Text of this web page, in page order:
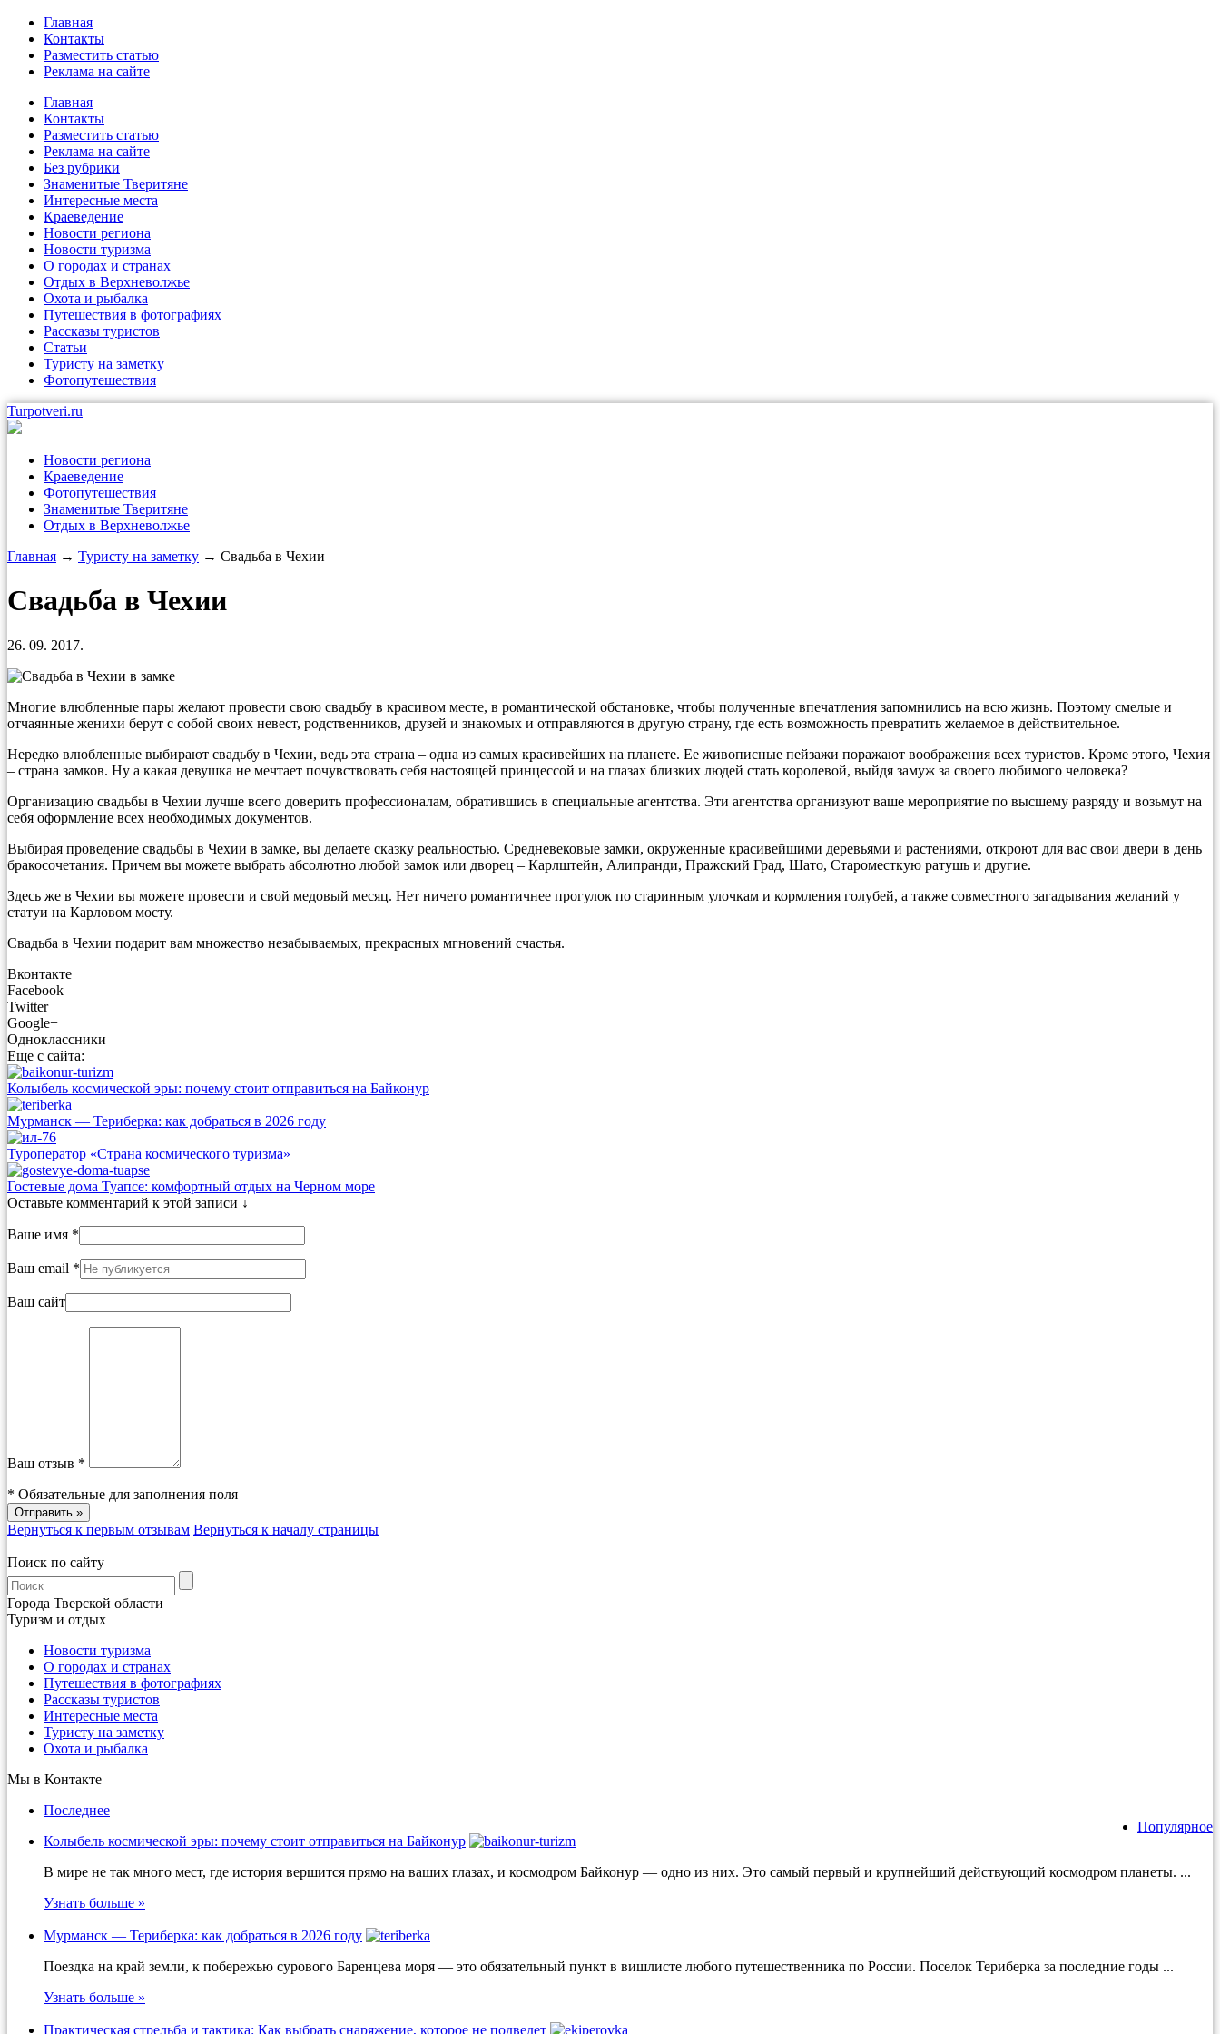
Главная
Контакты
Разместить статью
Реклама на сайте
Главная
Контакты
Разместить статью
Реклама на сайте
Без рубрики
Знаменитые Тверитяне
Интересные места
Краеведение
Новости региона
Новости туризма
О городах и странах
Отдых в Верхневолжье
Охота и рыбалка
Путешествия в фотографиях
Рассказы туристов
Статьи
Туристу на заметку
Фотопутешествия
Turpotveri.ru
Новости региона
Краеведение
Фотопутешествия
Знаменитые Тверитяне
Отдых в Верхневолжье
Главная → Туристу на заметку → Свадьба в Чехии
Свадьба в Чехии
26. 09. 2017.
Многие влюбленные пары желают провести свою свадьбу в красивом месте, в романтической обстановке, чтобы полученные впечатления запомнились на всю жизнь. Поэтому смелые и
отчаянные женихи берут с собой своих невест, родственников, друзей и знакомых и отправляются в другую страну, где есть возможность превратить желаемое в действительное.
Нередко влюбленные выбирают свадьбу в Чехии, ведь эта страна – одна из самых красивейших на планете. Ее живописные пейзажи поражают воображения всех туристов. Кроме этого, Чехия
– страна замков. Ну а какая девушка не мечтает почувствовать себя настоящей принцессой и на глазах близких людей стать королевой, выйдя замуж за своего любимого человека?
Организацию свадьбы в Чехии лучше всего доверить профессионалам, обратившись в специальные агентства. Эти агентства организуют ваше мероприятие по высшему разряду и возьмут на
себя оформление всех необходимых документов.
Выбирая проведение свадьбы в Чехии в замке, вы делаете сказку реальностью. Средневековые замки, окруженные красивейшими деревьями и растениями, откроют для вас свои двери в день
бракосочетания. Причем вы можете выбрать абсолютно любой замок или дворец – Карлштейн, Алипранди, Пражский Град, Шато, Староместкую ратушь и другие.
Здесь же в Чехии вы можете провести и свой медовый месяц. Нет ничего романтичнее прогулок по старинным улочкам и кормления голубей, а также совместного загадывания желаний у
статуи на Карловом мосту.
Свадьба в Чехии подарит вам множество незабываемых, прекрасных мгновений счастья.
Вконтакте
Facebook
Twitter
Google+
Одноклассники
Еще с сайта:
Колыбель космической эры: почему стоит отправиться на Байконур
Мурманск — Териберка: как добраться в 2026 году
Туроператор «Страна космического туризма»
Гостевые дома Туапсе: комфортный отдых на Черном море
Оставьте комментарий к этой записи ↓
Ваше имя *
Ваш email *
Ваш сайт
Ваш отзыв *
* Обязательные для заполнения поля
Вернуться к первым отзывам Вернуться к началу страницы
Поиск по сайту
Города Тверской области
Туризм и отдых
Новости туризма
О городах и странах
Путешествия в фотографиях
Рассказы туристов
Интересные места
Туристу на заметку
Охота и рыбалка
Мы в Контакте
Последнее
Популярное
Колыбель космической эры: почему стоит отправиться на Байконур
В мире не так много мест, где история вершится прямо на ваших глазах, и космодром Байконур — одно из них. Это самый первый и крупнейший действующий космодром планеты. ...
Узнать больше »
Мурманск — Териберка: как добраться в 2026 году
Поездка на край земли, к побережью сурового Баренцева моря — это обязательный пункт в вишлисте любого путешественника по России. Поселок Териберка за последние годы ...
Узнать больше »
Практическая стрельба и тактика: Как выбрать снаряжение, которое не подведет